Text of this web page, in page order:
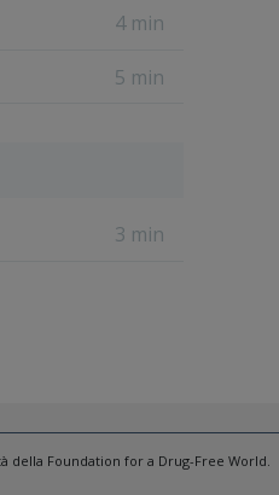
4 min
5 min
3 min
della Foundation for a Drug-Free World.